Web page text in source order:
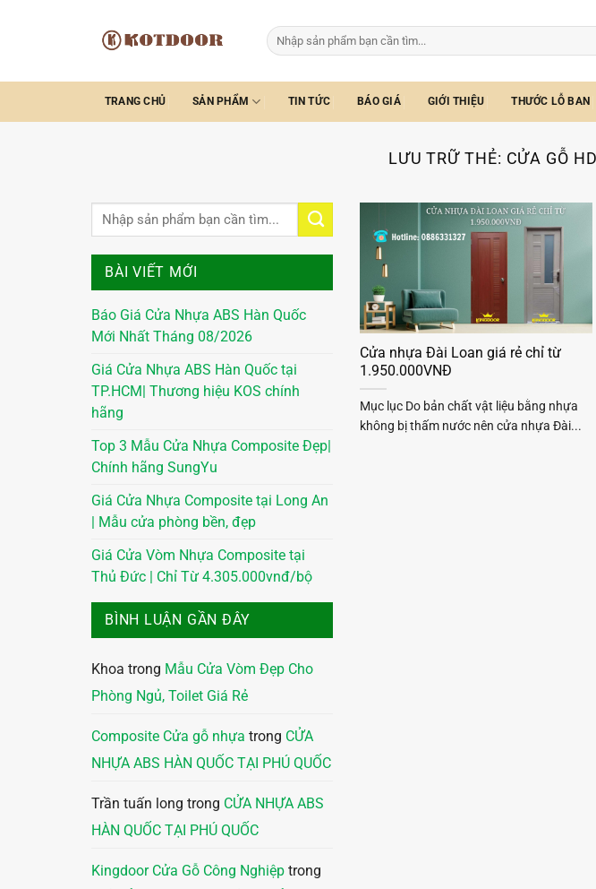
Tìm
kiếm:
TRANG CHỦ SẢN PHẨM TIN TỨC BÁO GIÁ GIỚI THIỆU THƯỚC LỖ BAN
LƯU TRỮ THẺ: CỬA GỖ
BÀI VIẾT MỚI
Báo Giá Cửa Nhựa ABS Hàn Quốc
Mới Nhất Tháng 08/2026
Giá Cửa Nhựa ABS Hàn Quốc tại
TP.HCM| Thương hiệu KOS chính
hãng
Top 3 Mẫu Cửa Nhựa Composite Đẹp|
Chính hãng SungYu
Giá Cửa Nhựa Composite tại Long An
| Mẫu cửa phòng bền, đẹp
Giá Cửa Vòm Nhựa Composite tại
Thủ Đức | Chỉ Từ 4.305.000vnđ/bộ
BÌNH LUẬN GẦN ĐÂY
Khoa trong Mẫu Cửa Vòm Đẹp Cho
Phòng Ngủ, Toilet Giá Rẻ
Composite Cửa gỗ nhựa trong CỬA
NHỰA ABS HÀN QUỐC TẠI PHÚ QUỐC
Trần tuấn long trong CỬA NHỰA ABS
HÀN QUỐC TẠI PHÚ QUỐC
Kingdoor Cửa Gỗ Công Nghiệp trong
Cửa nhựa Đài Loan giá rẻ chỉ từ
1.950.000VNĐ
Mục lục Do bản chất vật liệu bằng nhựa
không bị thấm nước nên cửa nhựa Đài...